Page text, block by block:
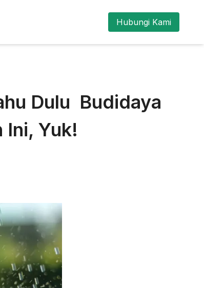
Hubungi Kami
Dulu Budidaya
Ini, Yuk!